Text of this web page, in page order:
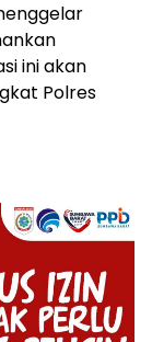
ini akan
Polres